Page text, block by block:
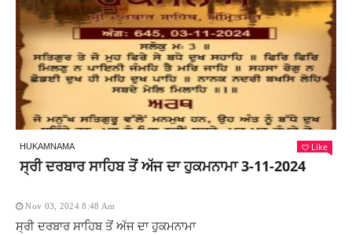
HUKAMNAMA Like
ਸ੍ਰੀ ਦਰਬਾਰ ਸਾਹਿਬ ਤੋਂ ਅੱਜ ਦਾ ਹੁਕਮਨਾਮਾ 3-11-2024
Nov 03, 2024 8:48 Am
ਸ੍ਰੀ ਦਰਬਾਰ ਸਾਹਿਬ ਤੋਂ ਅੱਜ ਦਾ ਹੁਕਮਨਾਮਾ